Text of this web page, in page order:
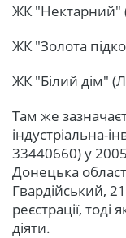
ЖК "Нектарний"
ЖК "Золота
ЖК "Білий дім"
Там же
індустріальна-
33440660) у
Донецька
Гвардійський,
реєстрації,
діяти.